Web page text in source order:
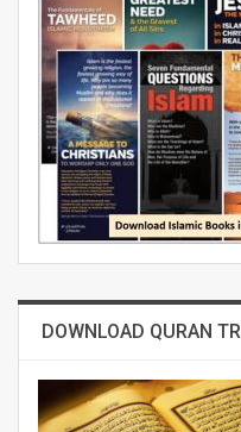
DOWNLOAD QURAN